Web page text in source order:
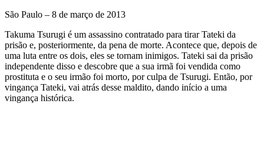
São Paulo – 8 de março de 2013
Takuma Tsurugi é um assassino contratado para tirar Tateki da
prisão e, posteriormente, da pena de morte. Acontece que, depois de
uma luta entre os dois, eles se tornam inimigos. Tateki sai da prisão
independente disso e descobre que a sua irmã foi vendida como
prostituta e o seu irmão foi morto, por culpa de Tsurugi. Então, por
vingança Tateki, vai atrás desse maldito, dando início a uma
vingança histórica.